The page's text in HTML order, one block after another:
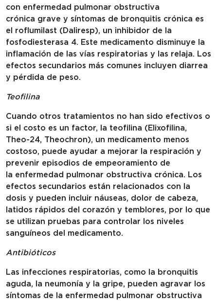
con enfermedad pulmonar obstructiva
crónica grave y síntomas de bronquitis crónica es
el roflumilast (Daliresp), un inhibidor de la
fosfodiesterasa 4. Este medicamento disminuye la
inflamación de las vías respiratorias y las relaja. Los
efectos secundarios más comunes incluyen diarrea
y pérdida de peso.
Teofilina
Cuando otros tratamientos no han sido efectivos o
si el costo es un factor, la teofilina (Elixofilina,
Theo-24, Theochron), un medicamento menos
costoso, puede ayudar a mejorar la respiración y
prevenir episodios de empeoramiento de
la enfermedad pulmonar obstructiva crónica. Los
efectos secundarios están relacionados con la
dosis y pueden incluir náuseas, dolor de cabeza,
latidos rápidos del corazón y temblores, por lo que
se utilizan pruebas para controlar los niveles
sanguíneos del medicamento.
Antibióticos
Las infecciones respiratorias, como la bronquitis
aguda, la neumonía y la gripe, pueden agravar los
síntomas de la enfermedad pulmonar obstructiva